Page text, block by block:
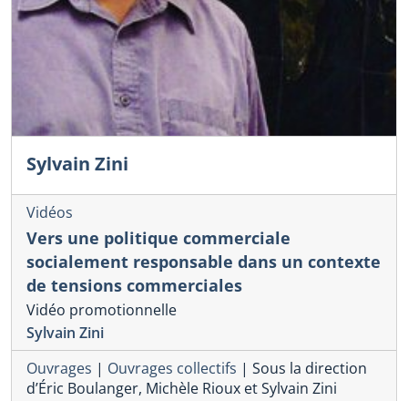
Sylvain Zini
Vidéos
Vers une politique commerciale
socialement responsable dans un contexte
de tensions commerciales
Vidéo promotionnelle
Sylvain Zini
Ouvrages | Ouvrages collectifs | Sous la direction
d’Éric Boulanger, Michèle Rioux et Sylvain Zini